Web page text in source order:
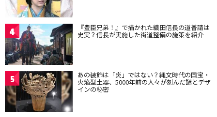
4 『豊臣兄弟！』で描かれた織田信長の道普請は
史実？信長が実施した街道整備の施策を紹介
5 あの装飾は「炎」ではない？縄文時代の国宝・
火焔型土器、5000年前の人々が刻んだ謎とデザ
インの秘密